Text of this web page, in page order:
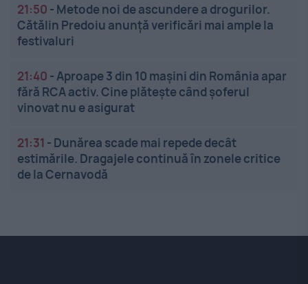
21:50 - Metode noi de ascundere a drogurilor.
Cătălin Predoiu anunță verificări mai ample la
festivaluri
21:40 -Aproape 3 din 10 mașini din România apar
fără RCA activ. Cine plătește când șoferul
vinovat nu e asigurat
21:31 - Dunărea scade mai repede decât
estimările. Dragajele continuă în zonele critice
de la Cernavodă